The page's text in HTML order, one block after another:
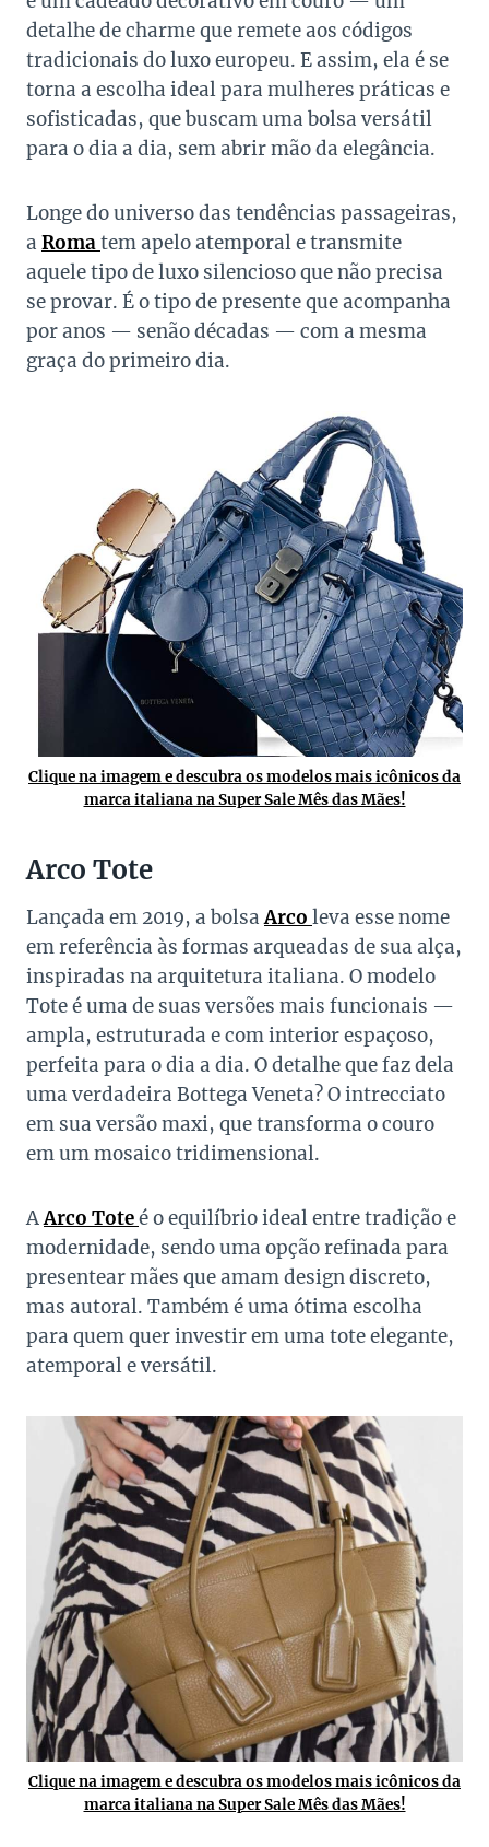
detalhe de charme que remete aos códigos
tradicionais do luxo europeu. E assim, ela é se
torna a escolha ideal para mulheres práticas e
sofisticadas, que buscam uma bolsa versátil
para o dia a dia, sem abrir mão da elegância.
Longe do universo das tendências passageiras,
a Romatem apelo atemporal e transmite
aquele tipo de luxo silencioso que não precisa
se provar. É o tipo de presente que acompanha
por anos — senão décadas — com a mesma
graça do primeiro dia.
Clique na imagem e descubra os modelos mais icônicos da
marca italiana na Super Sale Mês das Mães!
Arco Tote
Lançada em 2019, a bolsaArco leva esse nome
em referência às formas arqueadas de sua alça,
inspiradas na arquitetura italiana. O modelo
Tote é uma de suas versões mais funcionais —
ampla, estruturada e com interior espaçoso,
perfeita para o dia a dia. O detalhe que faz dela
uma verdadeira Bottega Veneta? O intrecciato
em sua versão maxi, que transforma o couro
em um mosaico tridimensional.
AArco Toteé o equilíbrio ideal entre tradição e
modernidade, sendo uma opção refinada para
presentear mães que amam design discreto,
mas autoral. Também é uma ótima escolha
para quem quer investir em uma tote elegante,
atemporal e versátil.
Clique na imagem e descubra os modelos mais icônicos da
marca italiana na Super Sale Mês das Mães!